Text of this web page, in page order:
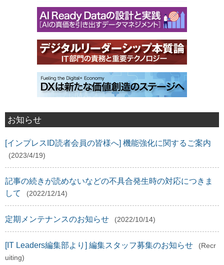
お知らせ
[インプレスID読者会員の皆様へ] 機能強化に関するご案内
(2023/4/19)
記事の続きが読めないなどの不具合発生時の対応につきま
して
(2022/12/14)
定期メンテナンスのお知らせ (2022/10/14)
[IT Leaders編集部より] 編集スタッフ募集のお知らせ
(Recr
uiting)